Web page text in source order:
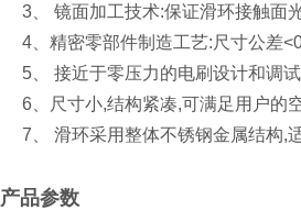
3、 镜面加工技术:保证滑环接触面
4、精密零部件制造工艺:尺寸公差
5、 接近于零压力的电刷设计和调试
6、尺寸小,结构紧凑,可满足用户的空
7、 滑环采用整体不锈钢金属结构,
产品参数